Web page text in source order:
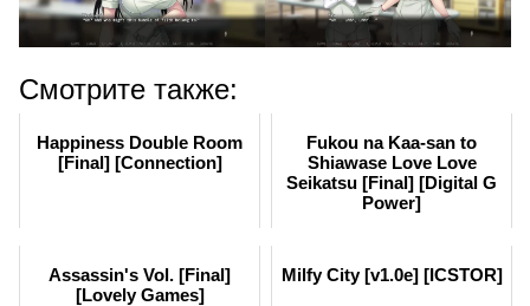
Смотрите также:
Happiness Double Room
[Final] [Connection]
Fukou na Kaa-san to
Shiawase Love Love
Seikatsu [Final] [Digital G
Power]
Assassin's Vol. [Final]
[Lovely Games]
Milfy City [v1.0e] [ICSTOR]